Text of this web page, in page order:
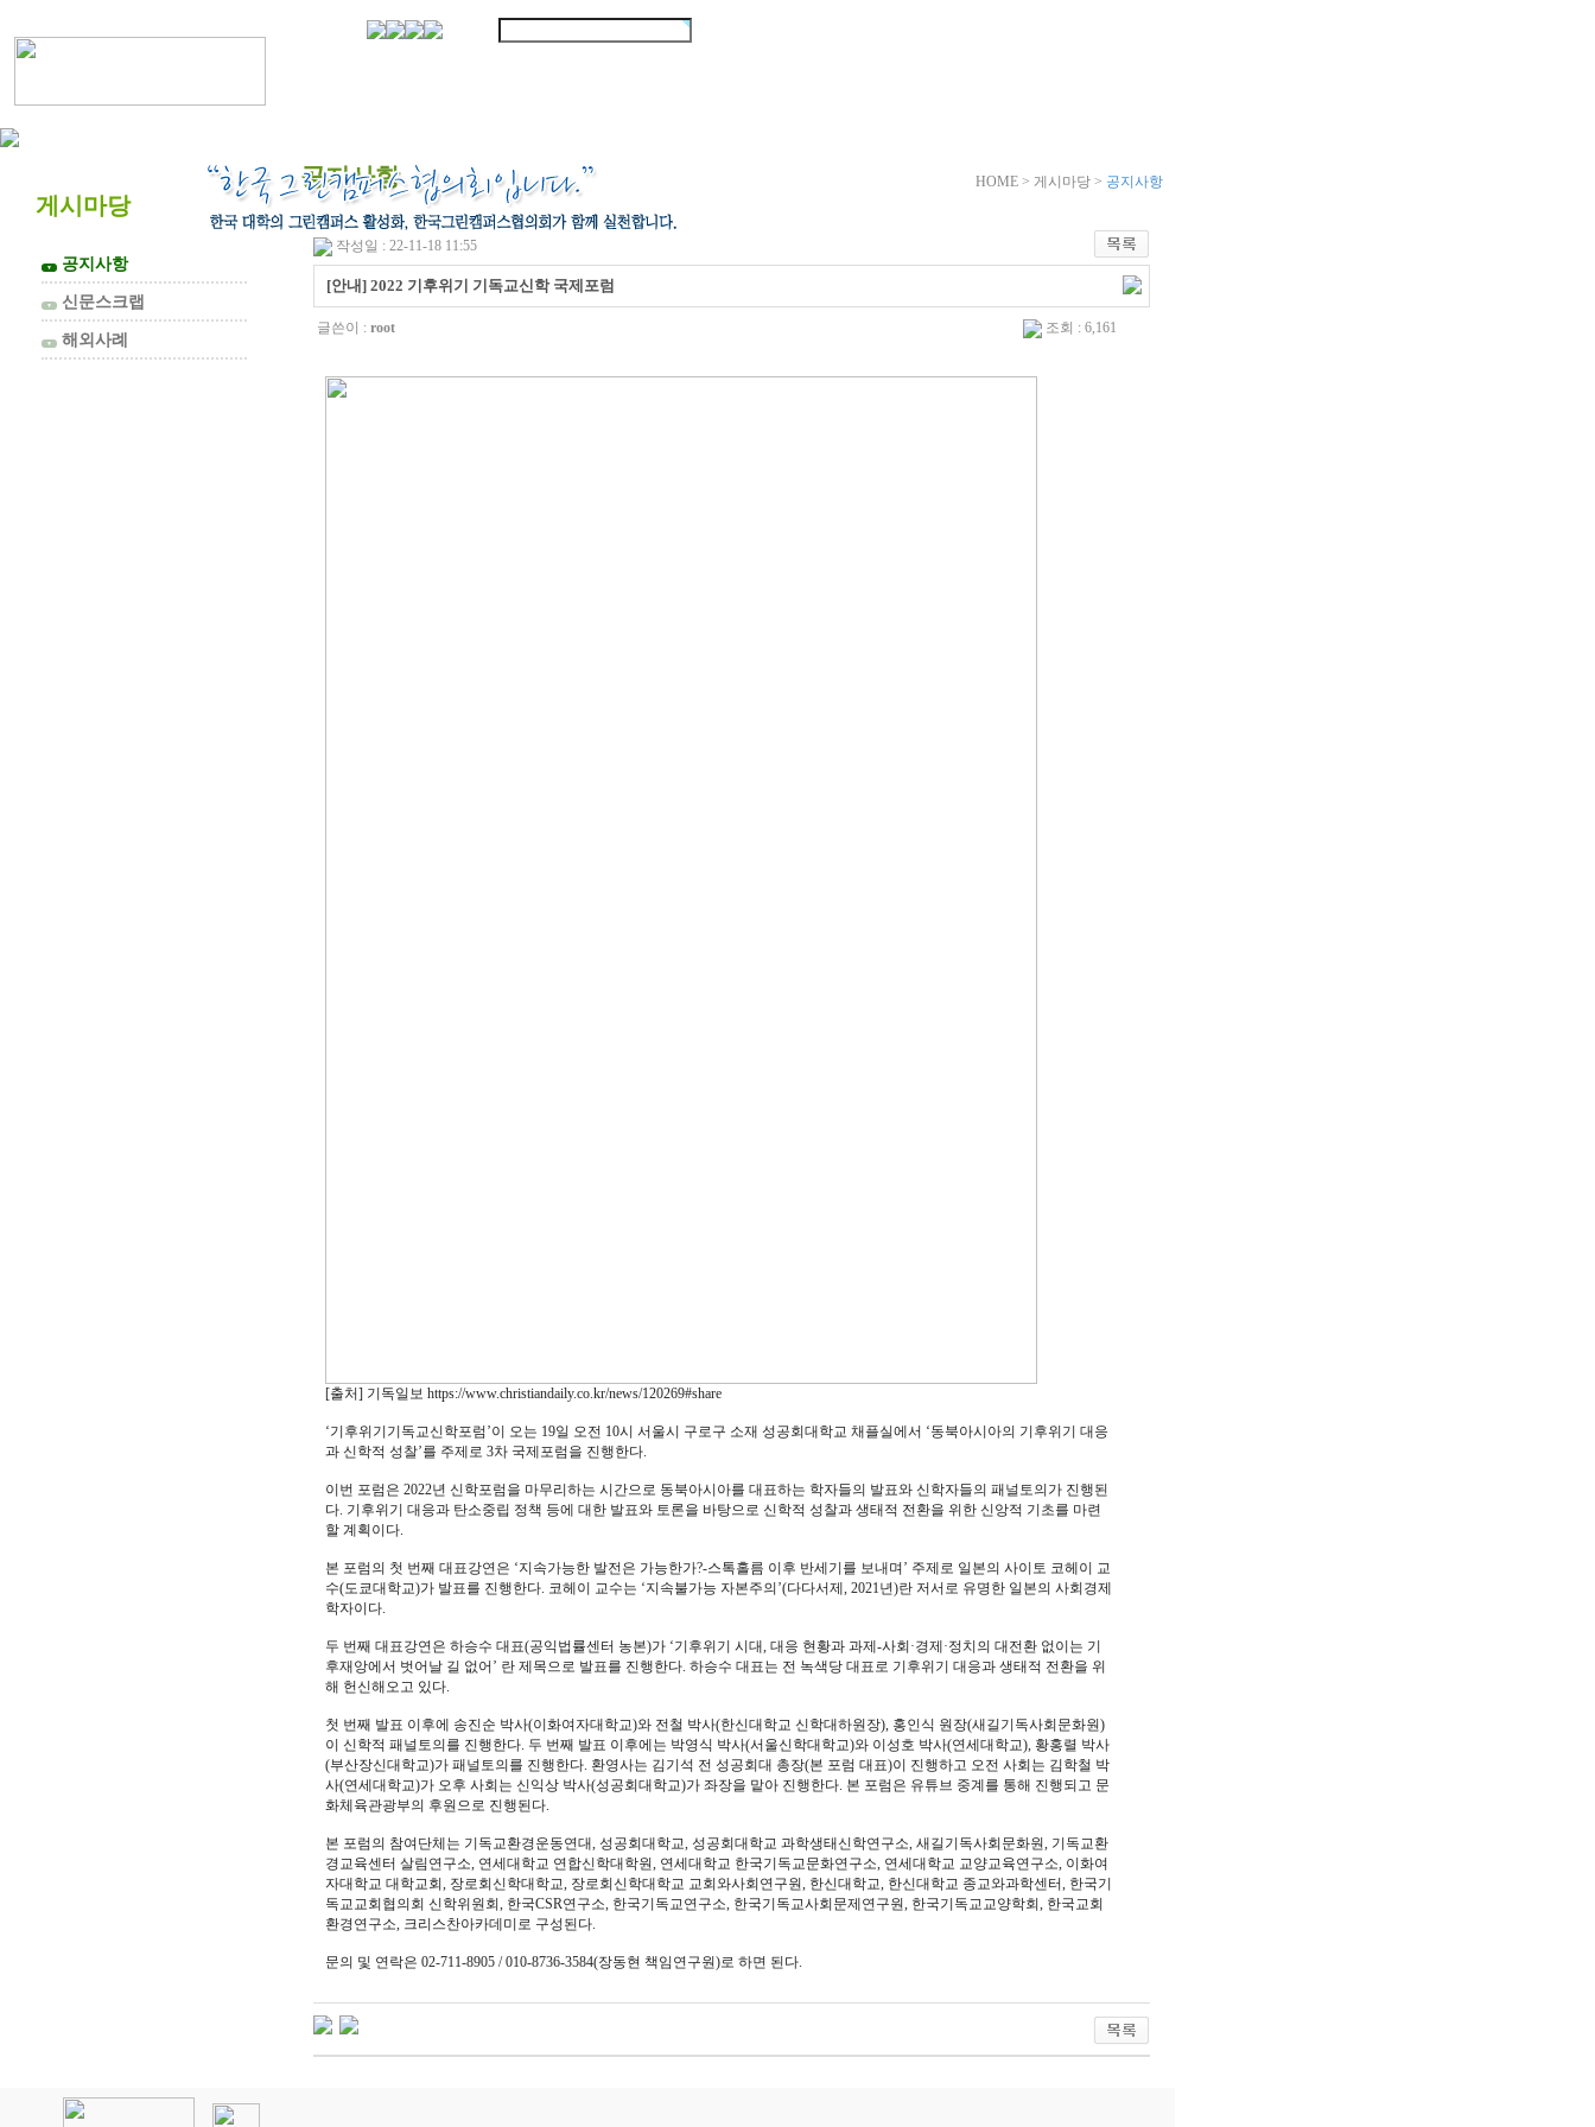
게시마당
▼ 공지사항
▼ 신문스크랩
▼ 해외사례
공지사항 HOME > 게시마당 > 공지사항
작성일 : 22-11-18 11:55
[안내] 2022 기후위기 기독교신학 국제포럼
글쓴이 : root 조회 : 6,161
[출처] 기독일보 https://www.christiandaily.co.kr/news/120269#share
‘기후위기기독교신학포럼’이 오는 19일 오전 10시 서울시 구로구 소재 성공회대학교 채플실에서 ‘동북아시아의 기후위기 대응
과 신학적 성찰’를 주제로 3차 국제포럼을 진행한다.
이번 포럼은 2022년 신학포럼을 마무리하는 시간으로 동북아시아를 대표하는 학자들의 발표와 신학자들의 패널토의가 진행된
다. 기후위기 대응과 탄소중립 정책 등에 대한 발표와 토론을 바탕으로 신학적 성찰과 생태적 전환을 위한 신앙적 기초를 마련
할 계획이다.
본 포럼의 첫 번째 대표강연은 ‘지속가능한 발전은 가능한가?-스톡홀름 이후 반세기를 보내며’ 주제로 일본의 사이토 코헤이 교
수(도쿄대학교)가 발표를 진행한다. 코헤이 교수는 ‘지속불가능 자본주의’(다다서제, 2021년)란 저서로 유명한 일본의 사회경제
학자이다.
두 번째 대표강연은 하승수 대표(공익법률센터 농본)가 ‘기후위기 시대, 대응 현황과 과제-사회·경제·정치의 대전환 없이는 기
후재앙에서 벗어날 길 없어’ 란 제목으로 발표를 진행한다. 하승수 대표는 전 녹색당 대표로 기후위기 대응과 생태적 전환을 위
해 헌신해오고 있다.
첫 번째 발표 이후에 송진순 박사(이화여자대학교)와 전철 박사(한신대학교 신학대하원장), 홍인식 원장(새길기독사회문화원)
이 신학적 패널토의를 진행한다. 두 번째 발표 이후에는 박영식 박사(서울신학대학교)와 이성호 박사(연세대학교), 황홍렬 박사
(부산장신대학교)가 패널토의를 진행한다. 환영사는 김기석 전 성공회대 총장(본 포럼 대표)이 진행하고 오전 사회는 김학철 박
사(연세대학교)가 오후 사회는 신익상 박사(성공회대학교)가 좌장을 맡아 진행한다. 본 포럼은 유튜브 중계를 통해 진행되고 문
화체육관광부의 후원으로 진행된다.
본 포럼의 참여단체는 기독교환경운동연대, 성공회대학교, 성공회대학교 과학생태신학연구소, 새길기독사회문화원, 기독교환
경교육센터 살림연구소, 연세대학교 연합신학대학원, 연세대학교 한국기독교문화연구소, 연세대학교 교양교육연구소, 이화여
자대학교 대학교회, 장로회신학대학교, 장로회신학대학교 교회와사회연구원, 한신대학교, 한신대학교 종교와과학센터, 한국기
독교교회협의회 신학위원회, 한국CSR연구소, 한국기독교연구소, 한국기독교사회문제연구원, 한국기독교교양학회, 한국교회
환경연구소, 크리스찬아카데미로 구성된다.
문의 및 연락은 02-711-8905 / 010-8736-3584(장동현 책임연구원)로 하면 된다.